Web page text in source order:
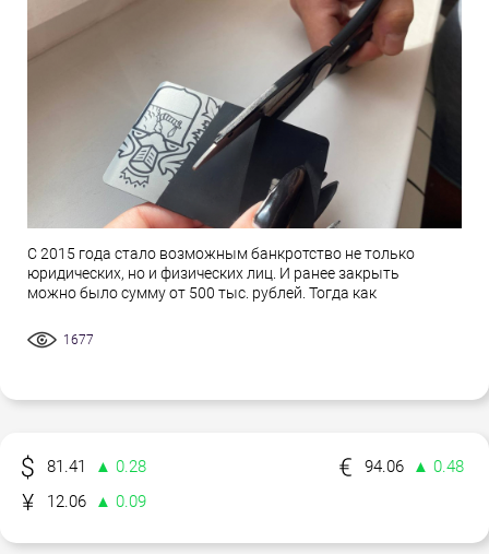
С 2015 года стало возможным банкротство не только
юридических, но и физических лиц. И ранее закрыть
можно было сумму от 500 тыс. рублей. Тогда как
1677
81.41 ▲ 0.28 94.06
▲ 0.48
12.06
▲ 0.09